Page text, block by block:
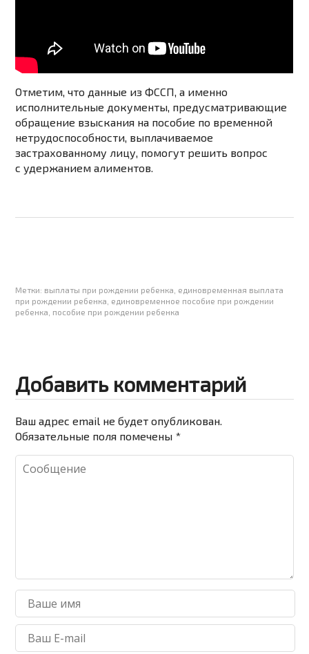
Отметим, что данные из ФССП, а именно
исполнительные документы, предусматривающие
обращение взыскания на пособие по временной
нетрудоспособности, выплачиваемое
застрахованному лицу, помогут решить вопрос
с удержанием алиментов.
Метки: выплаты при рождении ребенка единовременная выплата
при рождении ребенка единовременное пособие при рождении
ребенка пособие при рождении ребенка
Добавить комментарий
Ваш адрес email не будет опубликован.
Обязательные поля помечены *